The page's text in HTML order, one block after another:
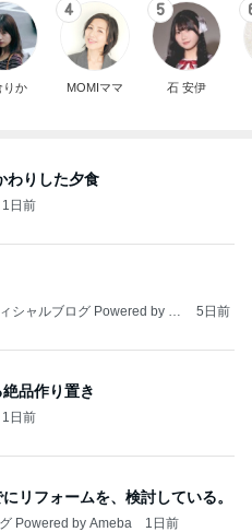
りか
4
MOMIママ
5
石 安伊
わりした夕食
1日前
シャルブログ Powered by A
5日前
品作り置き
1日前
にリフォームを、検討している。
Powered by Ameba 1日前